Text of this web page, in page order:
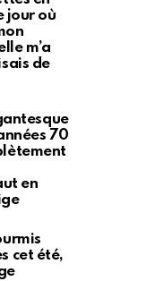
jour où
m’a
de
70
en
cet été,